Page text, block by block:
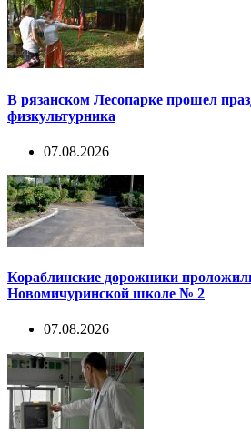
В рязанском Лесопарке прошел
физкультурника
07.08.2026
Кораблинские дорожники
Новомичуринской школе № 2
07.08.2026